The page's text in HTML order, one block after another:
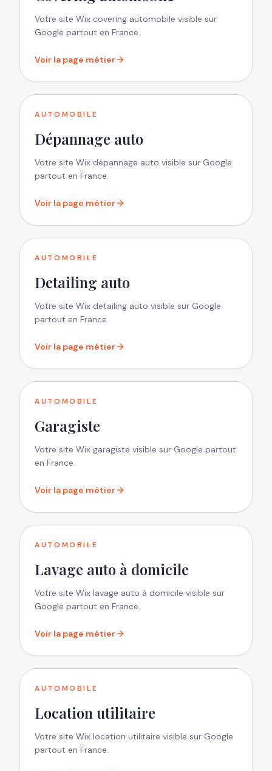
Votre site Wix covering automobile visible sur
Google partout en France.
Voir la page métier
AUTOMOBILE
Dépannage auto
Votre site Wix dépannage auto visible sur Google
partout en France.
Voir la page métier
AUTOMOBILE
Detailing auto
Votre site Wix detailing auto visible sur Google
partout en France.
Voir la page métier
AUTOMOBILE
Garagiste
Votre site Wix garagiste visible sur Google partout
en France.
Voir la page métier
AUTOMOBILE
Lavage auto à domicile
Votre site Wix lavage auto à domicile visible sur
Google partout en France.
Voir la page métier
AUTOMOBILE
Location utilitaire
Votre site Wix location utilitaire visible sur Google
partout en France.